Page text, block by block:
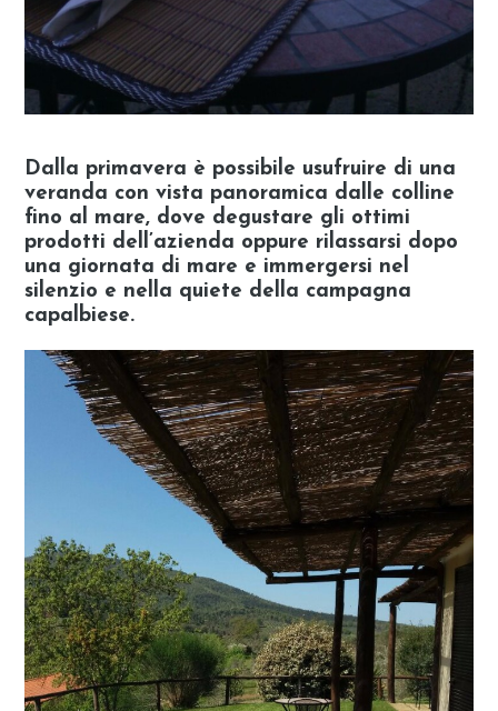
Dalla primavera è possibile usufruire di una
veranda con vista panoramica dalle colline
fino al mare, dove degustare gli ottimi
prodotti dell’azienda oppure rilassarsi dopo
una giornata di mare e immergersi nel
silenzio e nella quiete della campagna
capalbiese.